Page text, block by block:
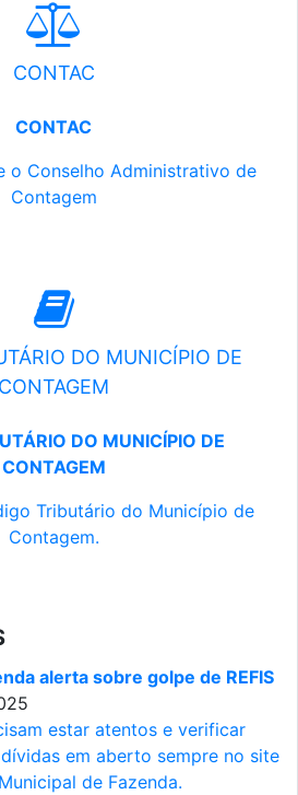
CONTAC
CONTAC
o Conselho Administrativo de
Contagem
DO MUNICÍPIO DE
CONTAGEM
DO MUNICÍPIO DE
CONTAGEM
Tributário do Município de
Contagem.
alerta sobre golpe de REFIS
estar atentos e verificar
em aberto sempre no site
de Fazenda.